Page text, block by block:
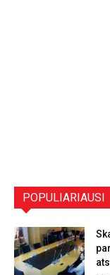
POPULIARIAUSI